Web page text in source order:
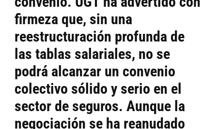
firmeza que, sin una
reestructuración profunda de
las tablas salariales, no se
podrá alcanzar un convenio
colectivo sólido y serio en el
sector de seguros. Aunque la
negociación se ha reanudado